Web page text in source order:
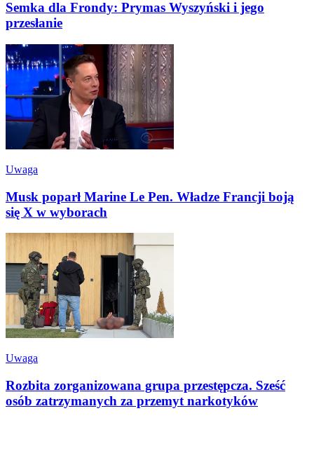
Semka dla Frondy: Prymas Wyszyński i jego
przesłanie
Uwaga
Musk poparł Marine Le Pen. Władze Francji boją
się X w wyborach
Uwaga
Rozbita zorganizowana grupa przestępcza. Sześć
osób zatrzymanych za przemyt narkotyków